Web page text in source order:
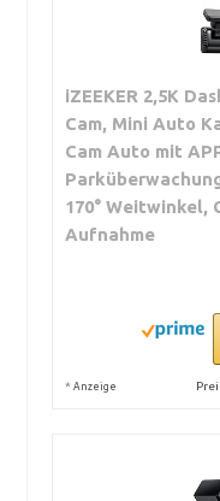
iZEEKER 2,5K
Cam, Mini Auto
Cam Auto mit
170° Weitwinkel,
Aufnahme
* Anzeige